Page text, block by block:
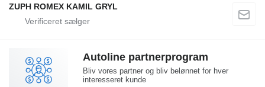
ZUPH ROMEX KAMIL GRYL
Autoline partnerprogram
Bliv vores partner og bliv belønnet for hver
interesseret kunde